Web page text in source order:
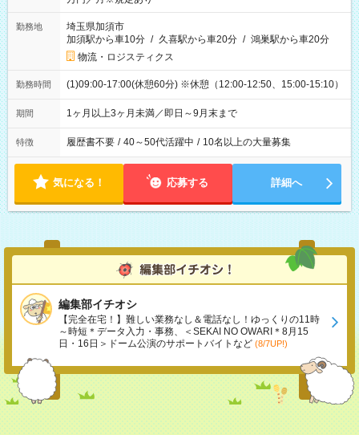
勤務地
埼玉県加須市
加須駅から車10分 / 久喜駅から車20分 / 鴻巣駅から車20分
物流・ロジスティクス
勤務時間 (1)09:00-17:00(休憩60分) ※休憩（12:00-12:50、15:00-15:10）
期間 1ヶ月以上3ヶ月未満／即日～9月末まで
特徴 履歴書不要 / 40～50代活躍中 / 10名以上の大量募集
気になる！ 応募する 詳細へ
編集部イチオシ
【完全在宅！】難しい業務なし＆電話なし！ゆっくりの11時
～時短＊データ入力・事務、＜SEKAI NO OWARI＊8月15
日・16日＞ドーム公演のサポートバイトなど (8/7UP!)